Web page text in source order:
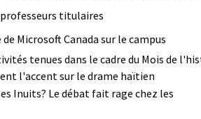
titulaires
Microsoft Canada sur le campus
tenues dans le cadre du Mois de
l'accent sur le drame haïtien
Inuits? Le débat fait rage chez les